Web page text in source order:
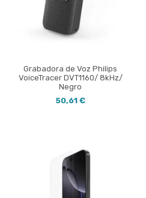
Grabadora de Voz Philips
VoiceTracer DVT1160/ 8kHz/
Negro
50,61 €